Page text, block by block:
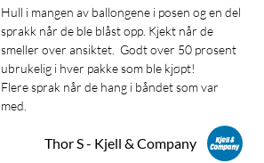
Hull i mangen av ballongene i posen og en del
sprakk når de ble blåst opp. Kjekt når de
smeller over ansiktet.  Godt over 50 prosent
ubrukelig i hver pakke som ble kjøpt!
Flere sprak når de hang i båndet som var
med.
Thor S - Kjell & Company